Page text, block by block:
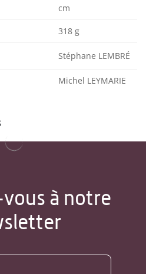
cm
318 g
Stéphane LEMBRÉ
Michel LEYMARIE
à notre